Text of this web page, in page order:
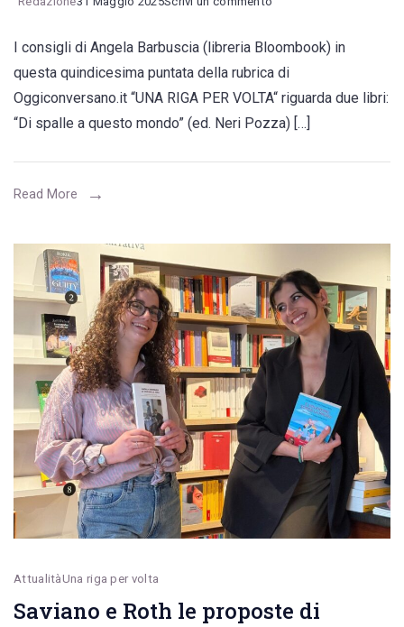
consigli
della
settimana
Bloombook
per
6
giugno
un
reading
testi
poesie
sul
conflitto
I consigli di Angela Barbuscia (libreria Bloombook) in
questa quindicesima puntata della rubrica di
Oggiconversano.it “UNA RIGA PER VOLTA“ riguarda due libri:
“Di spalle a questo mondo” (ed. Neri Pozza) […]
Read More
AttualitàUna riga per volta
Saviano e Roth le proposte di